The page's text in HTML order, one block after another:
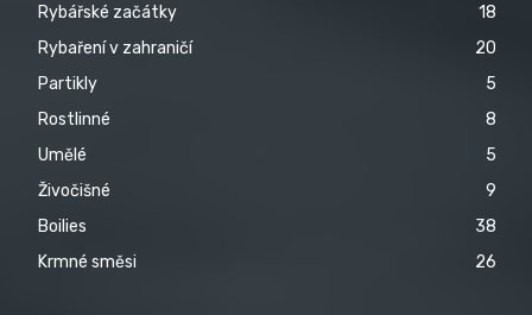
Rybářské začátky
18
Rybaření v zahraničí
20
Partikly
5
Rostlinné
8
Umělé
5
Živočišné
9
Boilies
38
Krmné směsi
26